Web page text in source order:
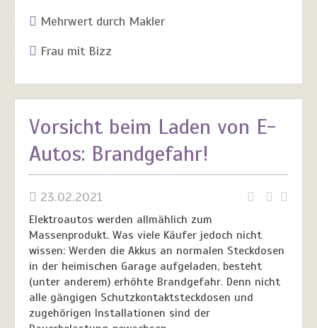
Mehrwert durch Makler
Frau mit Bizz
Vorsicht beim Laden von E-
Autos: Brandgefahr!
23.02.2021
Elektroautos werden allmählich zum
Massenprodukt. Was viele Käufer jedoch nicht
wissen: Werden die Akkus an normalen Steckdosen
in der heimischen Garage aufgeladen, besteht
(unter anderem) erhöhte Brandgefahr. Denn nicht
alle gängigen Schutzkontaktsteckdosen und
zugehörigen Installationen sind der